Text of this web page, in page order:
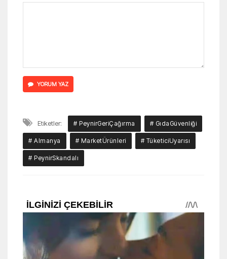
YORUM YAZ
Etiketler: # PeynirGeriÇağırma # GıdaGüvenliği
# Almanya # MarketÜrünleri # TüketiciUyarısı
# PeynirSkandalı